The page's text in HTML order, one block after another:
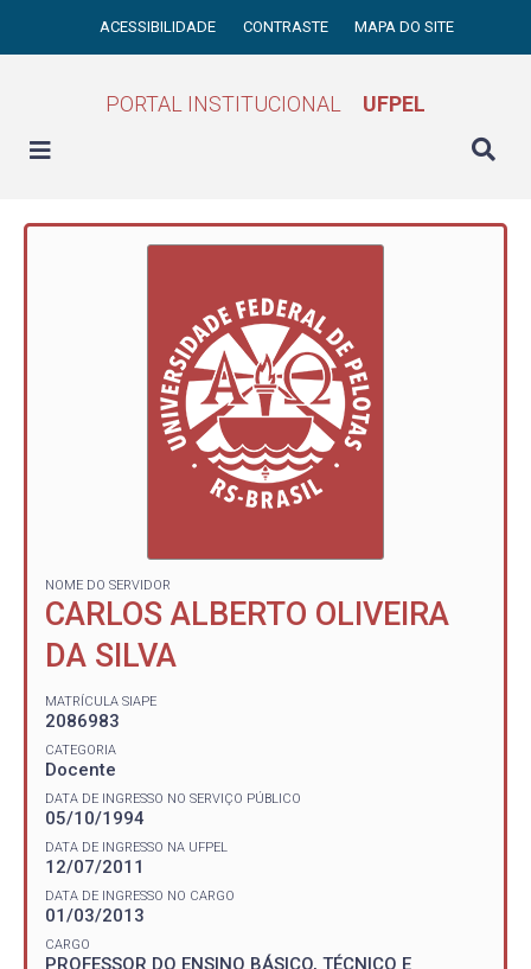
ACESSIBILIDADE CONTRASTE MAPA DO SITE
PORTAL INSTITUCIONAL UFPEL
NOME DO SERVIDOR
CARLOS ALBERTO OLIVEIRA
DA SILVA
MATRÍCULA SIAPE
2086983
CATEGORIA
Docente
DATA DE INGRESSO NO SERVIÇO PÚBLICO
05/10/1994
DATA DE INGRESSO NA UFPEL
12/07/2011
DATA DE INGRESSO NO CARGO
01/03/2013
CARGO
PROFESSOR DO ENSINO BÁSICO, TÉCNICO E